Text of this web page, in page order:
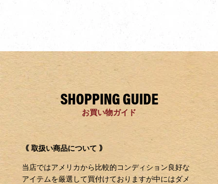
SHOPPING GUIDE
お買い物ガイド
｟ 取扱い商品について ｠
当店ではアメリカから比較的コンディション良好な
アイテムを厳選して買付けておりますが中にはダメ